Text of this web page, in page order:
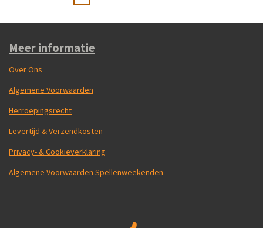
Meer informatie
Over Ons
Algemene Voorwaarden
Herroepingsrecht
Levertijd & Verzendkosten
Privacy- & Cookieverklaring
Algemene Voorwaarden Spellenweekenden